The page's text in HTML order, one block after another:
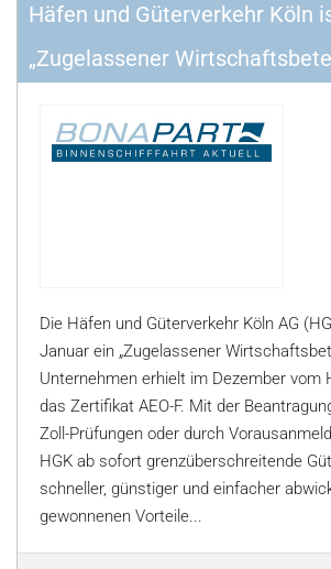
Häfen und Güterverkehr Köln
„Zugelassener
Die Häfen und Güterverkehr Köln AG
Januar ein „Zugelassener
Unternehmen erhielt im Dezember vom
das Zertifikat AEO-F. Mit der
Zoll-Prüfungen oder durch
HGK ab sofort grenzüberschreitende
schneller, günstiger und einfacher
gewonnenen Vorteile...